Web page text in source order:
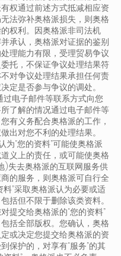
权通过前述方式抵减相应资
法弥补奥格派损失，则奥格
权利。因奥格派非司法机
承认，奥格派对证据的鉴别
理能力有限，受理贸易争议
托，不保证争议处理结果符
对争议处理结果承担任何责
定是否参与争议的调处。
过电子邮件等联系方式向您
了解的情况通过电子邮件等
有义务配合奥格派的工作，
出对您不利的处理结果。
为“您的资料”可能使奥格派
义上的责任，或可能使奥格
)失去奥格派的互联网服务供
的服务，则奥格派可自行全
料”采取奥格派认为必要或适
括但不限于删除该类资料。
提交给奥格派的“您的资料”
括全部版权。您确认，奥格
或决定您提交给奥格派的资
保护的，对享有“服务”的其